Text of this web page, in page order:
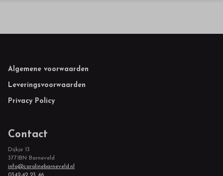
Footer
Algemene voorwaarden
Leveringsvoorwaarden
Privacy Policy
Contact
Dijkje 13
3771BN Barneveld
info@carolinebarneveld.nl